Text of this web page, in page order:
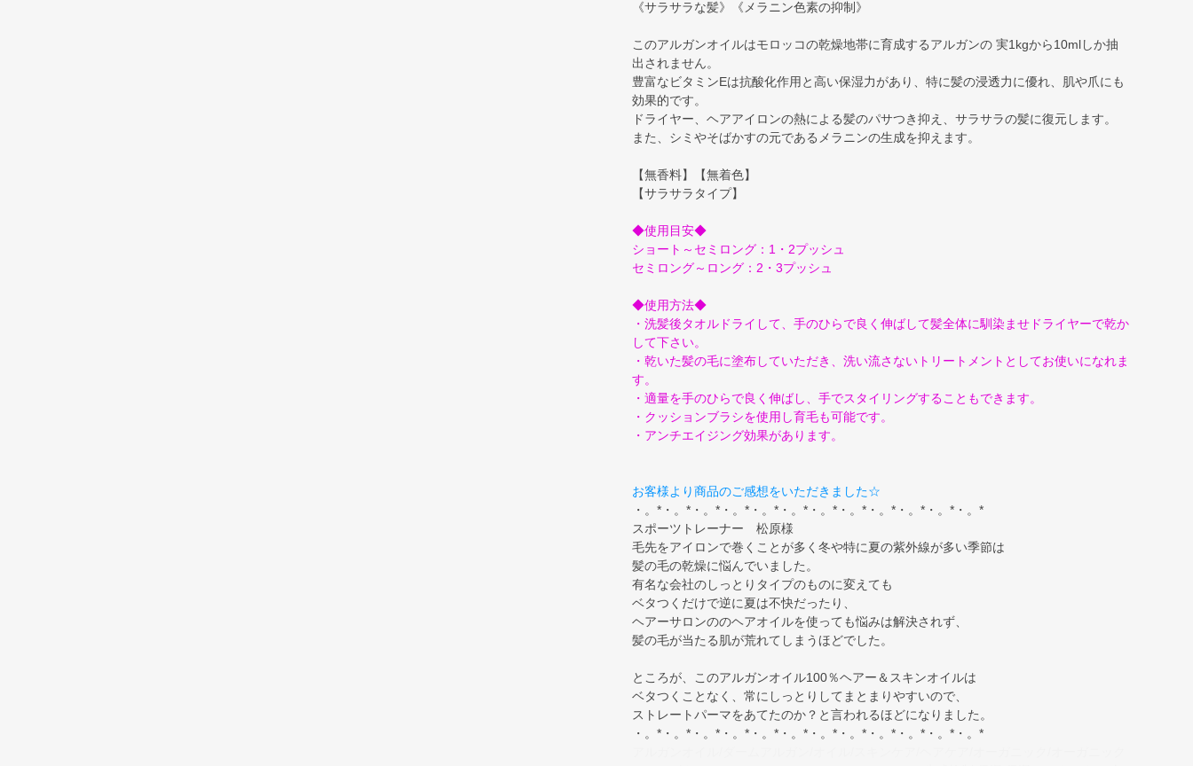
《サラサラな髪》《メラニン色素の抑制》
このアルガンオイルはモロッコの乾燥地帯に育成するアルガンの 実1kgから10mlしか抽
出されません。
豊富なビタミンEは抗酸化作用と高い保湿力があり、特に髪の浸透力に優れ、肌や爪にも
効果的です。
ドライヤー、ヘアアイロンの熱による髪のパサつき抑え、サラサラの髪に復元します。
また、シミやそばかすの元であるメラニンの生成を抑えます。
【無香料】【無着色】
【サラサラタイプ】
◆使用目安◆
ショート～セミロング：1・2プッシュ
セミロング～ロング：2・3プッシュ
◆使用方法◆
・洗髪後タオルドライして、手のひらで良く伸ばして髪全体に馴染ませドライヤーで乾か
して下さい。
・乾いた髪の毛に塗布していただき、洗い流さないトリートメントとしてお使いになれま
す。
・適量を手のひらで良く伸ばし、手でスタイリングすることもできます。
・クッションブラシを使用し育毛も可能です。
・アンチエイジング効果があります。
お客様より商品のご感想をいただきました☆
・。*・。*・。*・。*・。*・。*・。*・。*・。*・。*・。*・。*
スポーツトレーナー 松原様
毛先をアイロンで巻くことが多く冬や特に夏の紫外線が多い季節は
髪の毛の乾燥に悩んでいました。
有名な会社のしっとりタイプのものに変えても
ベタつくだけで逆に夏は不快だったり、
ヘアーサロンののヘアオイルを使っても悩みは解決されず、
髪の毛が当たる肌が荒れてしまうほどでした。
ところが、このアルガンオイル100％ヘアー＆スキンオイルは
ベタつくことなく、常にしっとりしてまとまりやすいので、
ストレートパーマをあてたのか？と言われるほどになりました。
・。*・。*・。*・。*・。*・。*・。*・。*・。*・。*・。*・。*